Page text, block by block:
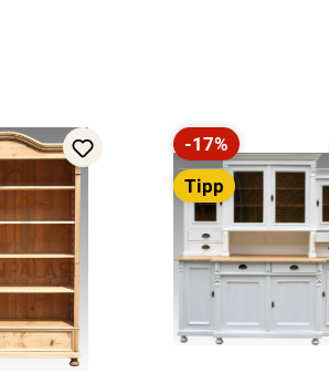
Rabatt
-17%
Tipp